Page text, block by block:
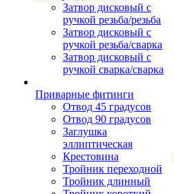
Затвор дисковый с
ручкой резьба/резьба
Затвор дисковый с
ручкой резьба/сварка
Затвор дисковый с
ручкой сварка/сварка
Приварные фитинги
Отвод 45 градусов
Отвод 90 градусов
Заглушка
эллиптическая
Крестовина
Тройник переходной
Тройник длинный